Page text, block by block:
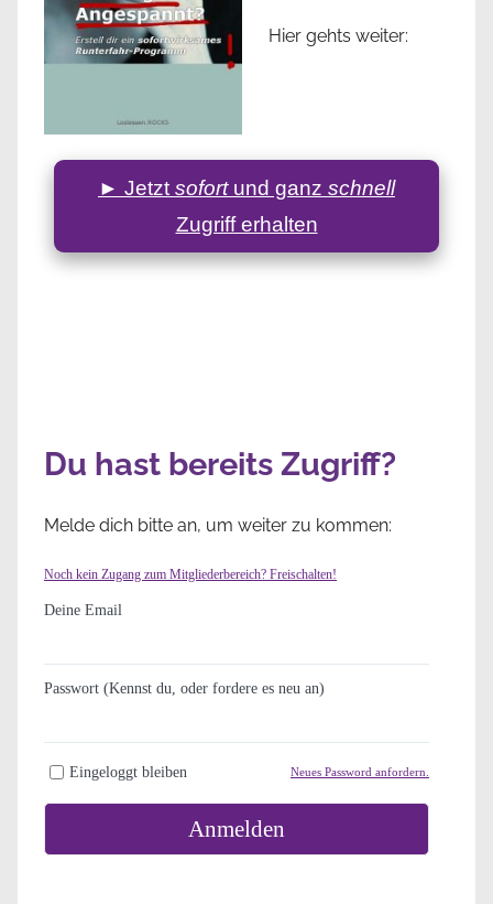
Hier gehts weiter:
► Jetzt sofortund ganz schnell
Zugriff erhalten
Du hast bereits Zugriff?
Melde dich bitte an, um weiter zu kommen:
Noch kein Zugang zum Mitgliederbereich? Freischalten!
Deine Email
Passwort (Kennst du, oder fordere es neu an)
Eingeloggt bleiben Neues Password anfordern.
Anmelden